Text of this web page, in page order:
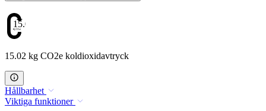
15.02
15.02 kg CO2e koldioxidavtryck
Hållbarhet
Viktiga funktioner